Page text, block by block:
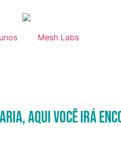
Mesh Labs
aqui você irá